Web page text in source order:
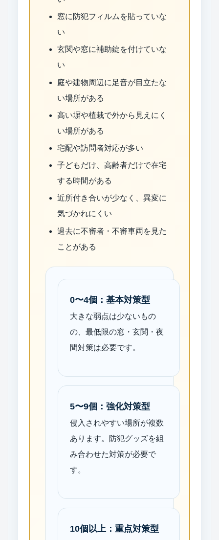
窓に防犯フィルムを貼っていな
い
玄関や窓に補助錠を付けていな
い
庭や建物周辺に足音が目立たな
い場所がある
高い塀や植栽で外から見えにく
い場所がある
宅配や訪問者対応が多い
子どもだけ、高齢者だけで在宅
する時間がある
近所付き合いが少なく、異変に
気づかれにくい
過去に不審者・不審車両を見た
ことがある
0〜4個：基本対策型
大きな弱点は少ないもの
の、最低限の窓・玄関・夜
間対策は必要です。
5〜9個：強化対策型
侵入されやすい場所が複数
あります。防犯グッズを組
み合わせた対策が必要で
す。
10個以上：重点対策型